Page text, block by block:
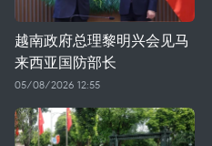
越南政府总理黎明兴会见马
来西亚国防部长
05/08/2026 12:55